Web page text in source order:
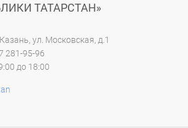
ТАТАРСТАН»
ул. Московская, д.1
281-95-96
до 18:00